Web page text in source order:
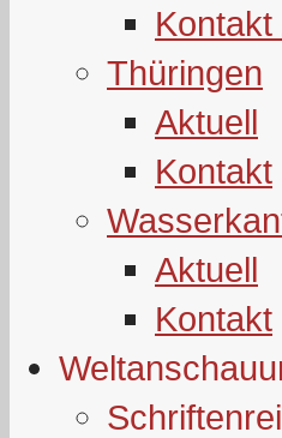
Thüringen
Aktuell
Kontakt
Aktuell
Kontakt